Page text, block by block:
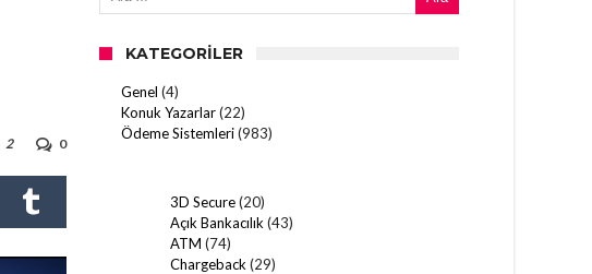
0
2
KATEGORILER
Genel (4)
Konuk Yazarlar(22)
Ödeme Sistemleri(983)
3D Secure(20)
Açık Bankacılık (43)
ATM (74)
Chargeback (29)